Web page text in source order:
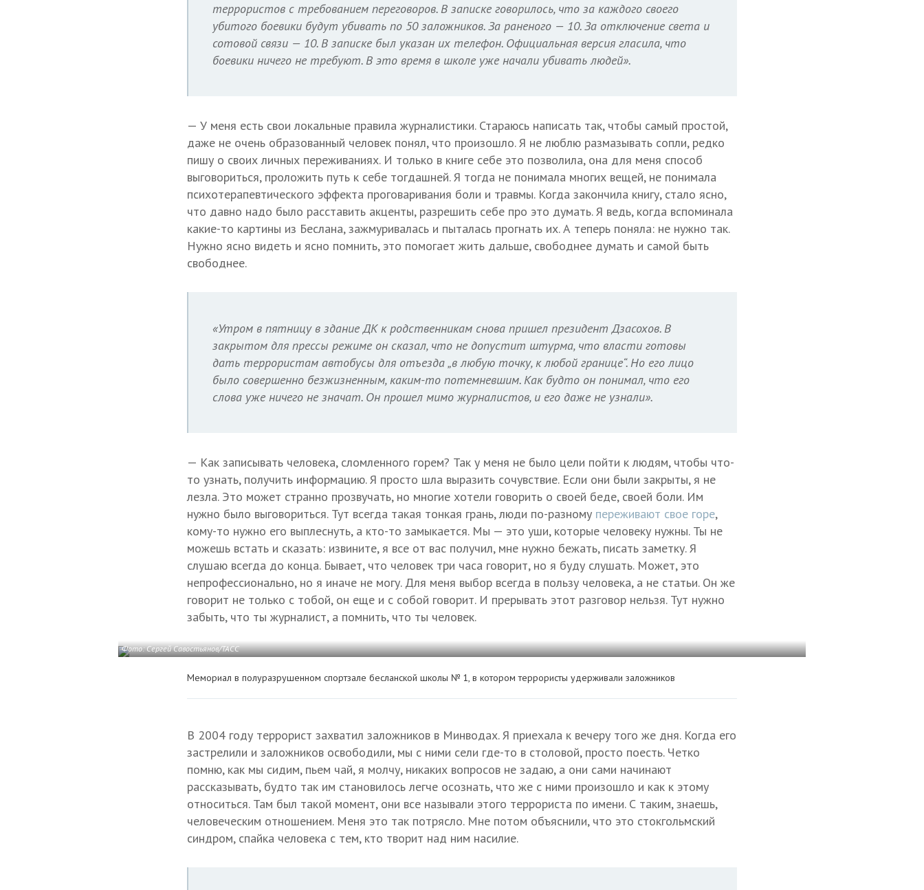
террористов с требованием переговоров. В записке говорилось, что за каждого своего
убитого боевики будут убивать по 50 заложников. За раненого — 10. За отключение света и
сотовой связи — 10. В записке был указан их телефон. Официальная версия гласила, что
боевики ничего не требуют. В это время в школе уже начали убивать людей».
— У меня есть свои локальные правила журналистики. Стараюсь написать так, чтобы самый простой,
даже не очень образованный человек понял, что произошло. Я не люблю размазывать сопли, редко
пишу о своих личных переживаниях. И только в книге себе это позволила, она для меня способ
выговориться, проложить путь к себе тогдашней. Я тогда не понимала многих вещей, не понимала
психотерапевтического эффекта проговаривания боли и травмы. Когда закончила книгу, стало ясно,
что давно надо было расставить акценты, разрешить себе про это думать. Я ведь, когда вспоминала
какие-то картины из Беслана, зажмуривалась и пыталась прогнать их. А теперь поняла: не нужно так.
Нужно ясно видеть и ясно помнить, это помогает жить дальше, свободнее думать и самой быть
свободнее.
«Утром в пятницу в здание ДК к родственникам снова пришел президент Дзасохов. В
закрытом для прессы режиме он сказал, что не допустит штурма, что власти готовы
дать террористам автобусы для отъезда „в любую точку, к любой границе“. Но его лицо
было совершенно безжизненным, каким-то потемневшим. Как будто он понимал, что его
слова уже ничего не значат. Он прошел мимо журналистов, и его даже не узнали».
— Как записывать человека, сломленного горем? Так у меня не было цели пойти к людям, чтобы что-
то узнать, получить информацию. Я просто шла выразить сочувствие. Если они были закрыты, я не
лезла. Это может странно прозвучать, но многие хотели говорить о своей беде, своей боли. Им
нужно было выговориться. Тут всегда такая тонкая грань, люди по-разному переживают свое горе,
кому-то нужно его выплеснуть, а кто-то замыкается. Мы — это уши, которые человеку нужны. Ты не
можешь встать и сказать: извините, я все от вас получил, мне нужно бежать, писать заметку. Я
слушаю всегда до конца. Бывает, что человек три часа говорит, но я буду слушать. Может, это
непрофессионально, но я иначе не могу. Для меня выбор всегда в пользу человека, а не статьи. Он же
говорит не только с тобой, он еще и с собой говорит. И прерывать этот разговор нельзя. Тут нужно
забыть, что ты журналист, а помнить, что ты человек.
Фото: Сергей Савостьянов/ТАСС
Мемориал в полуразрушенном спортзале бесланской школы № 1, в котором террористы удерживали заложников
В 2004 году террорист захватил заложников в Минводах. Я приехала к вечеру того же дня. Когда его
застрелили и заложников освободили, мы с ними сели где-то в столовой, просто поесть. Четко
помню, как мы сидим, пьем чай, я молчу, никаких вопросов не задаю, а они сами начинают
рассказывать, будто так им становилось легче осознать, что же с ними произошло и как к этому
относиться. Там был такой момент, они все называли этого террориста по имени. С таким, знаешь,
человеческим отношением. Меня это так потрясло. Мне потом объяснили, что это стокгольмский
синдром, спайка человека с тем, кто творит над ним насилие.